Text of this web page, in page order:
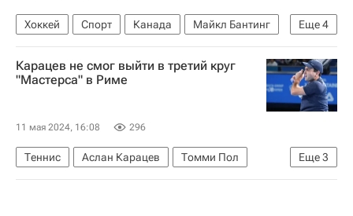
Еще4
Хоккей Спорт Канада
Майкл Бантинг
Бен О'Коннор
Международная федерация хоккея (IIHF)
Карацев не смог выйти в третий круг
"Мастерса" в Риме
11 мая 2024, 16:08 296
Еще3
Теннис Аслан Карацев
Томми Пол
Доминик Кёпфер
ATP 500 Барселона Рим